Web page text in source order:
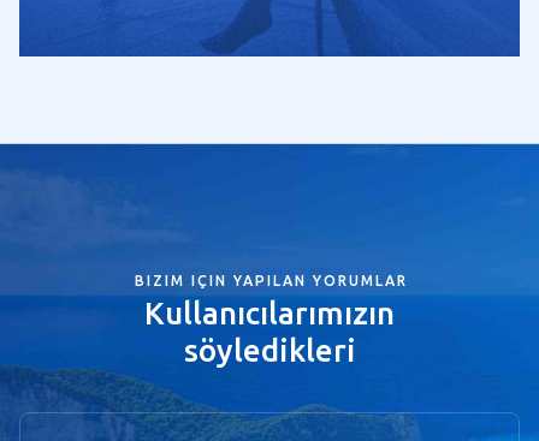
BIZIM IÇIN YAPILAN YORUMLAR
Kullanıcılarımızın
söyledikleri